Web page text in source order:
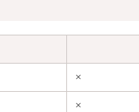
×
×